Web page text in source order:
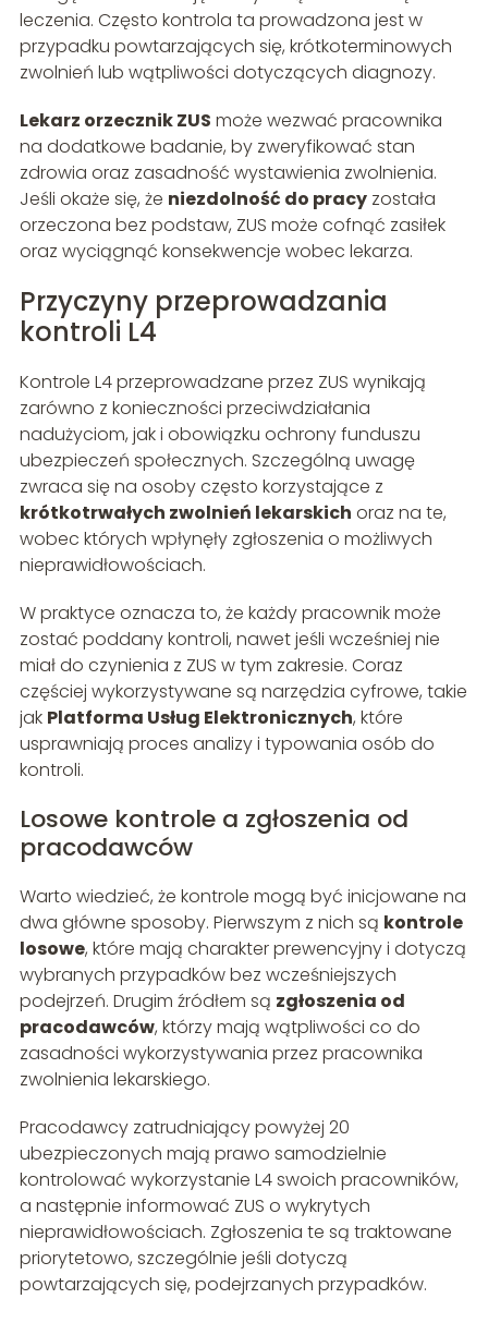
leczenia. Często kontrola ta prowadzona jest w
przypadku powtarzających się, krótkoterminowych
zwolnień lub wątpliwości dotyczących diagnozy.
Lekarz orzecznik ZUS może wezwać pracownika
na dodatkowe badanie, by zweryfikować stan
zdrowia oraz zasadność wystawienia zwolnienia.
Jeśli okaże się, że niezdolność do pracyzostała
orzeczona bez podstaw, ZUS może cofnąć zasiłek
oraz wyciągnąć konsekwencje wobec lekarza.
Przyczyny przeprowadzania
kontroli L4
Kontrole L4 przeprowadzane przez ZUS wynikają
zarówno z konieczności przeciwdziałania
nadużyciom, jak i obowiązku ochrony funduszu
ubezpieczeń społecznych. Szczególną uwagę
zwraca się na osoby często korzystające z
krótkotrwałych zwolnień lekarskich oraz na te,
wobec których wpłynęły zgłoszenia o możliwych
nieprawidłowościach.
W praktyce oznacza to, że każdy pracownik może
zostać poddany kontroli, nawet jeśli wcześniej nie
miał do czynienia z ZUS w tym zakresie. Coraz
częściej wykorzystywane są narzędzia cyfrowe, takie
jak Platforma Usług Elektronicznych, które
usprawniają proces analizy i typowania osób do
kontroli.
Losowe kontrole a zgłoszenia od
pracodawców
Warto wiedzieć, że kontrole mogą być inicjowane na
dwa główne sposoby. Pierwszym z nich są kontrole
losowe, które mają charakter prewencyjny i dotyczą
wybranych przypadków bez wcześniejszych
podejrzeń. Drugim źródłem są zgłoszenia od
pracodawców, którzy mają wątpliwości co do
zasadności wykorzystywania przez pracownika
zwolnienia lekarskiego.
Pracodawcy zatrudniający powyżej 20
ubezpieczonych mają prawo samodzielnie
kontrolować wykorzystanie L4 swoich pracowników,
a następnie informować ZUS o wykrytych
nieprawidłowościach. Zgłoszenia te są traktowane
priorytetowo, szczególnie jeśli dotyczą
powtarzających się, podejrzanych przypadków.